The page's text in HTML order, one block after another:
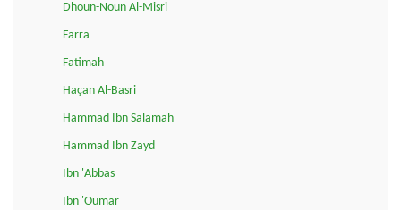
Dhoun-Noun Al-Misri
Farra
Fatimah
Haçan Al-Basri
Hammad Ibn Salamah
Hammad Ibn Zayd
Ibn 'Abbas
Ibn 'Oumar